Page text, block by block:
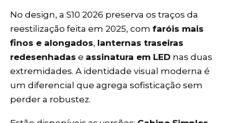
No design, a S10 2026 preserva os traços da
reestilização feita em 2025, com faróis mais
finos e alongados, lanternas traseiras
redesenhadas e assinatura em LED nas duas
extremidades. A identidade visual moderna é
um diferencial que agrega sofisticação sem
perder a robustez.